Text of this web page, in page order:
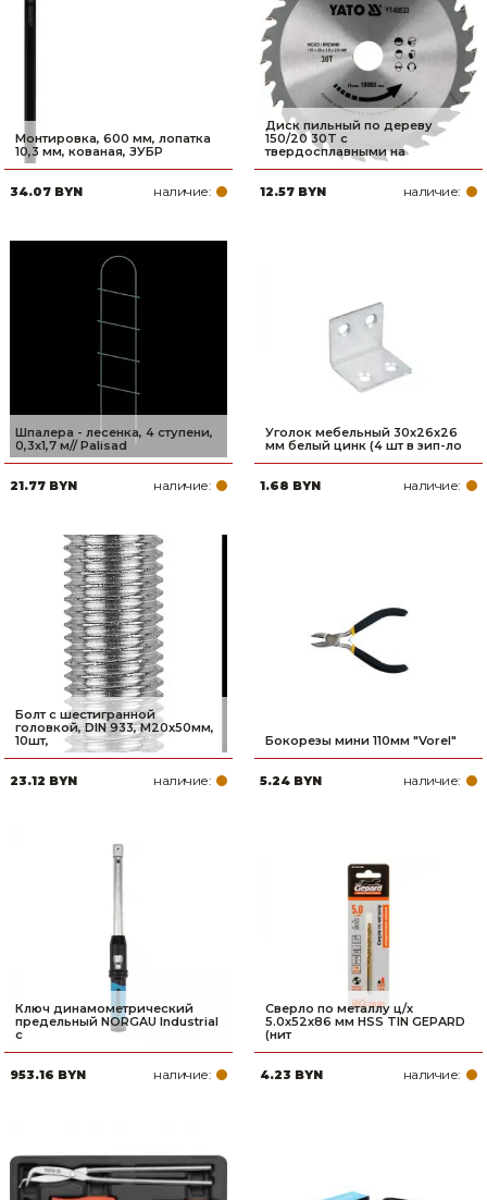
Монтировка, 600 мм, лопатка
10,3 мм, кованая, ЗУБР
34.07 BYN наличие:
Диск пильный по дереву
150/20 30T с
твердосплавными на
12.57 BYN наличие:
Шпалера - лесенка, 4 ступени,
0,3х1,7 м// Palisad
21.77 BYN наличие:
Уголок мебельный 30х26х26
мм белый цинк (4 шт в зип-ло
1.68 BYN наличие:
Болт с шестигранной
головкой, DIN 933, M20x50мм,
10шт,
23.12 BYN наличие:
Бокорезы мини 110мм "Vorel"
5.24 BYN наличие:
Ключ динамометрический
предельный NORGAU Industrial
с
953.16 BYN наличие:
Сверло по металлу ц/х
5.0х52х86 мм HSS TIN GEPARD
(нит
4.23 BYN наличие: